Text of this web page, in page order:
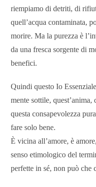
riempiamo di detriti, di
quell’acqua contaminata,
morire. Ma la purezza è
da una fresca sorgente di
benefici.
Quindi questo Io
mente sottile,
questa consapevolezza
fare solo bene.
È vicina all’amore, è
senso etimologico del
perfette in sé, non può che